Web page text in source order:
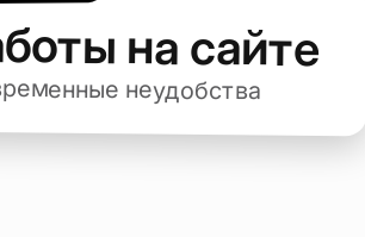
на сайте
неудобства